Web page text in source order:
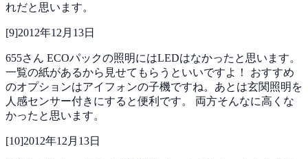
れだと思います。
[9]2012年12月13日
655さん ECOパックの照明にはLEDはなかったと思います。
一覧の紙があるから見せてもらうといいですよ！ おすすめ
のオプションはアイフォンの子機ですね。あとは玄関照明を
人感センサー付きにすると便利です。 両方そんなに高くな
かったと思います。
[10]2012年12月13日